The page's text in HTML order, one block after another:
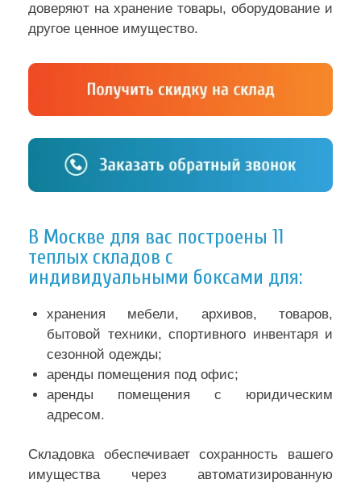
доверяют на хранение товары, оборудование и
другое ценное имущество.
В Москве для вас построены 11
теплых складов с
индивидуальными боксами для:
хранения мебели, архивов, товаров,
бытовой техники, спортивного инвентаря и
сезонной одежды;
аренды помещения под офис;
аренды помещения с юридическим
адресом.
Складовка обеспечивает сохранность вашего
имущества через автоматизированную